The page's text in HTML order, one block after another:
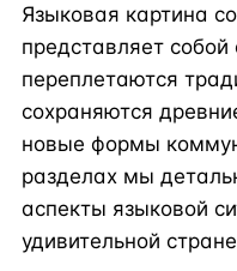
Языковая картина
представляет
переплетаются
сохраняются
новые формы
разделах мы
аспекты языковой
удивительной